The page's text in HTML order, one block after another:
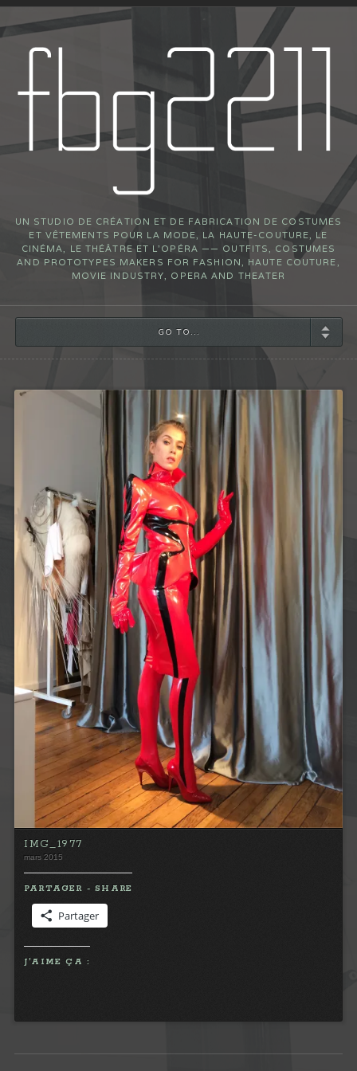
UN STUDIO DE CRÉATION ET DE FABRICATION DE COSTUMES
ET VÊTEMENTS POUR LA MODE, LA HAUTE-COUTURE, LE
CINÉMA, LE THÉÂTRE ET L’OPÉRA —— OUTFITS, COSTUMES
AND PROTOTYPES MAKERS FOR FASHION, HAUTE COUTURE,
MOVIE INDUSTRY, OPERA AND THEATER
GO TO...
IMG_1977
mars 2015
PARTAGER - SHARE
Partager
J’AIME ÇA :